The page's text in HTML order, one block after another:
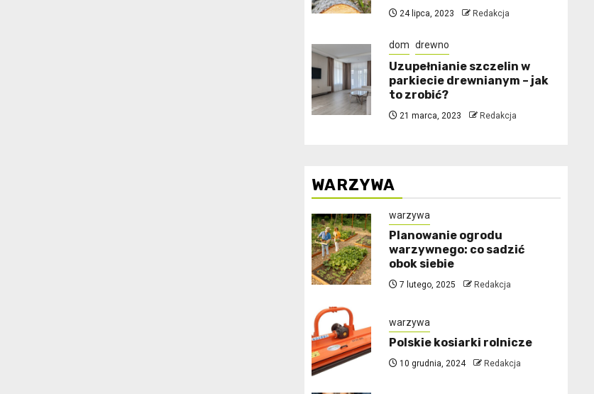
24 lipca, 2023 Redakcja
dom drewno
Uzupełnianie szczelin w
parkiecie drewnianym – jak
to zrobić?
21 marca, 2023 Redakcja
WARZYWA
warzywa
Planowanie ogrodu
warzywnego: co sadzić
obok siebie
7 lutego, 2025 Redakcja
warzywa
Polskie kosiarki rolnicze
10 grudnia, 2024 Redakcja